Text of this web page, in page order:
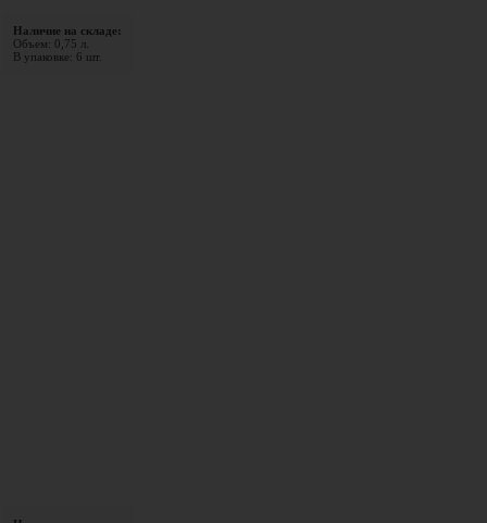
Наличие на складе:
Объем: 0,75 л.
В упаковке: 6 шт.